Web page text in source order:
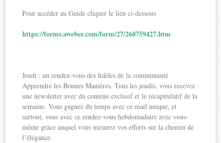
Pour accéder au Guide cliquer le lien ci-dessous
https://forms.aweber.com/form/27/268759427.htm
Jeudi : un rendez-vous des fidèles de la communauté
Apprendre les Bonnes Manières. Tous les jeudis, vous recevez
une newsletter avec du contenu exclusif et le récapitulatif de la
semaine. Vous gagnez du temps avec ce mail unique, et
surtout, vous avec ce rendez-vous hebdomadaire avec vous-
même grâce auquel vous mesurez vos efforts sur la chemin de
l’élégance.